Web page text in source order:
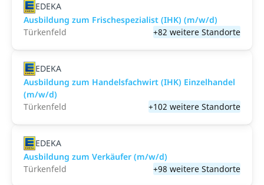
EDEKA
Ausbildung zum Frischespezialist (IHK) (m/w/d)
Türkenfeld
+82 weitere Standorte
EDEKA
Ausbildung zum Handelsfachwirt (IHK) Einzelhandel
(m/w/d)
Türkenfeld
+102 weitere Standorte
EDEKA
Ausbildung zum Verkäufer (m/w/d)
Türkenfeld
+98 weitere Standorte